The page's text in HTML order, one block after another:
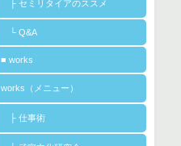
├ セミリタイアのススメ
└ Q&A
■ works
works（メニュー）
├ 仕事術